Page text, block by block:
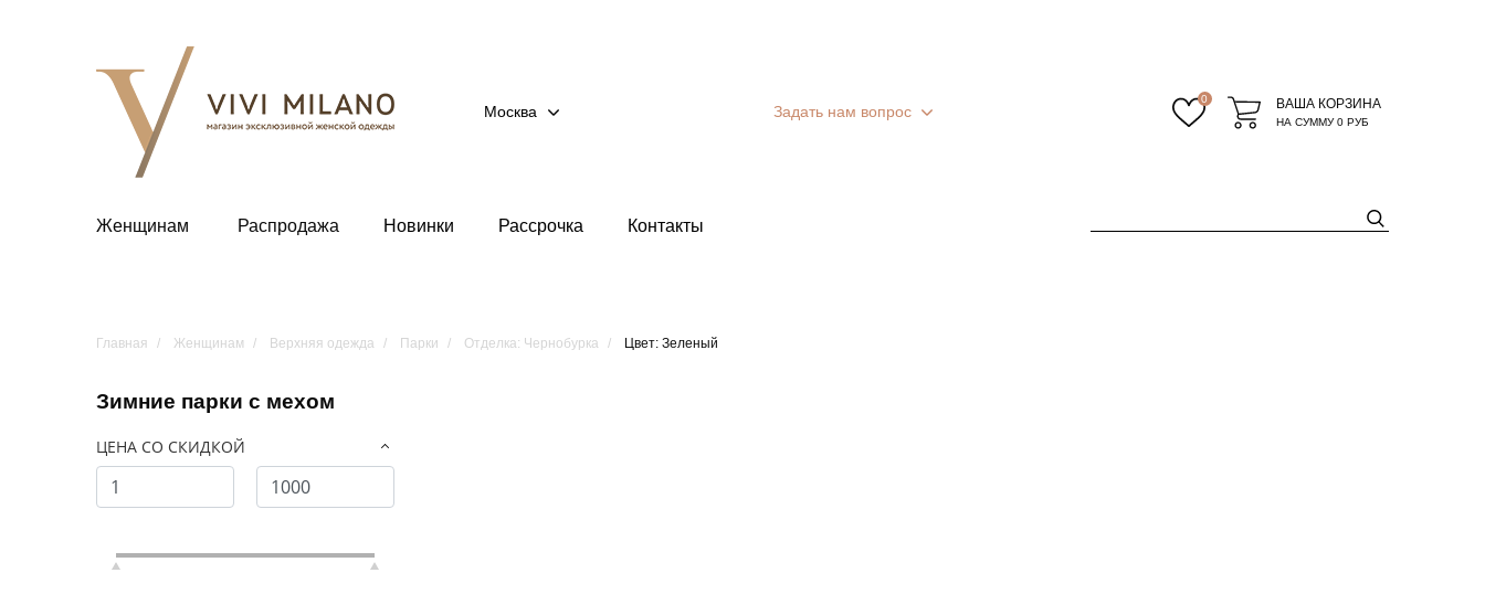
Москва Задать нам вопрос
0 ВАША КОРЗИНА
НА СУММУ0 РУБ
Женщинам Распродажа Новинки Рассрочка Контакты
Главная Женщинам Верхняя одежда Парки Отделка: Чернобурка Цвет: Зеленый
Зимние парки с мехом
ЦЕНА СО СКИДКОЙ